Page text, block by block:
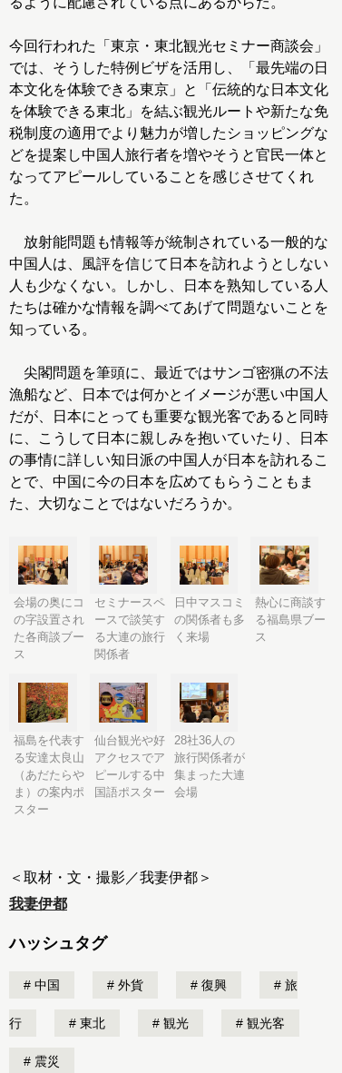
今回行われた「東京・東北観光セミナー商談会」
では、そうした特例ビザを活用し、「最先端の日
本文化を体験できる東京」と「伝統的な日本文化
を体験できる東北」を結ぶ観光ルートや新たな免
税制度の適用でより魅力が増したショッピングな
どを提案し中国人旅行者を増やそうと官民一体と
なってアピールしていることを感じさせてくれ
た。
放射能問題も情報等が統制されている一般的な
中国人は、風評を信じて日本を訪れようとしない
人も少なくない。しかし、日本を熟知している人
たちは確かな情報を調べてあげて問題ないことを
知っている。
尖閣問題を筆頭に、最近ではサンゴ密猟の不法
漁船など、日本では何かとイメージが悪い中国人
だが、日本にとっても重要な観光客であると同時
に、こうして日本に親しみを抱いていたり、日本
の事情に詳しい知日派の中国人が日本を訪れるこ
とで、中国に今の日本を広めてもらうこともま
た、大切なことではないだろうか。
会場の奥にコ
の字設置され
た各商談ブー
ス
セミナースペ
ースで談笑す
る大連の旅行
関係者
日中マスコミ
の関係者も多
く来場
熱心に商談す
る福島県ブー
ス
福島を代表す
る安達太良山
（あだたらや
ま）の案内ポ
スター
仙台観光や好
アクセスでア
ピールする中
国語ポスター
28社36人の
旅行関係者が
集まった大連
会場
＜取材・文・撮影／我妻伊都＞
我妻伊都
ハッシュタグ
中国 外貨 復興 旅
行 東北 観光 観光客
震災